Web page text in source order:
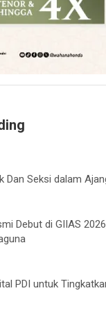
Dan Seksi dalam
Debut di GIIAS
PDI untuk